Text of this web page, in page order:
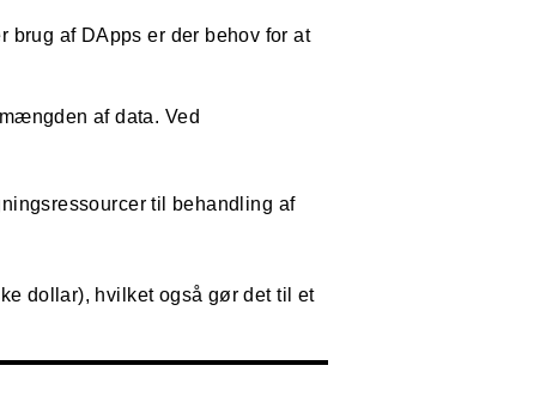
brug af DApps er der behov for at
af data. Ved
til behandling af
dollar), hvilket også gør det til et